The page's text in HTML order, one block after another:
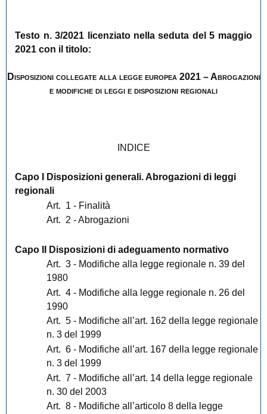
Testo n. 3/2021 licenziato nella seduta del 5 maggio
2021 con il titolo:
Disposizioni collegate alla legge europea 2021 – Abrogazioni
e modifiche di leggi e disposizioni regionali
INDICE
Capo I Disposizioni generali. Abrogazioni di leggi
regionali
Art. 1 - Finalità
Art. 2 - Abrogazioni
Capo II Disposizioni di adeguamento normativo
Art. 3 - Modifiche alla legge regionale n. 39 del
1980
Art. 4 - Modifiche alla legge regionale n. 26 del
1990
Art. 5 - Modifiche all’art. 162 della legge regionale
n. 3 del 1999
Art. 6 - Modifiche all’art. 167 della legge regionale
n. 3 del 1999
Art. 7 - Modifiche all’art. 14 della legge regionale
n. 30 del 2003
Art. 8 - Modifiche all’articolo 8 della legge